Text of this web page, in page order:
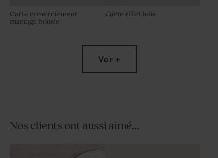
Carte remerciement
mariage boisée
Carte effet bois
Voir +
Nos clients ont aussi aimé...